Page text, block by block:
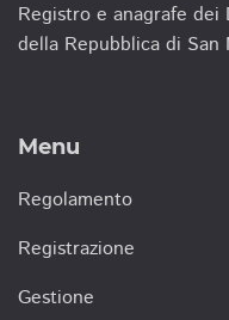
Registro e anagrafe dei
della Repubblica di San
Menu
Regolamento
Registrazione
Gestione